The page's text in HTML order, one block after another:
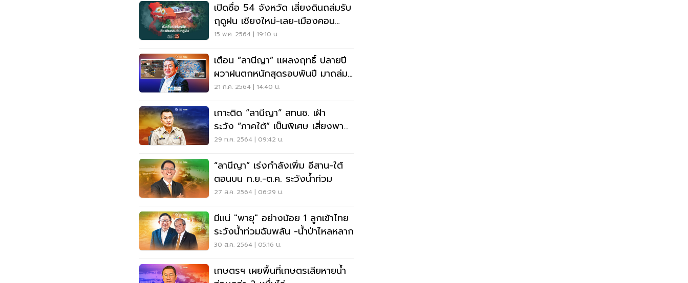
เปิดชื่อ 54 จังหวัด เสี่ยงดินถล่มรับ
ฤดูฝน เชียงใหม่-เลย-เมืองคอน
ระวัง!
15 พ.ค. 2564 | 19:10 น.
เตือน “ลานีญา” แผลงฤทธิ์ ปลายปี
ผวาฝนตกหนักสุดรอบพันปี มาถล่ม
กรุงเทพ
21 ก.ค. 2564 | 14:40 น.
เกาะติด “ลานีญา” สทนช. เฝ้า
ระวัง “ภาคใต้” เป็นพิเศษ เสี่ยงพายุ
ถล่มหนัก
29 ก.ค. 2564 | 09:42 น.
“ลานีญา” เร่งกำลังเพิ่ม อีสาน-ใต้
ตอนบน ก.ย.-ต.ค. ระวังน้ำท่วม
27 ส.ค. 2564 | 06:29 น.
มีแน่ "พายุ" อย่างน้อย 1 ลูกเข้าไทย
ระวังน้ำท่วมฉับพลัน -น้ำป่าไหลหลาก
30 ส.ค. 2564 | 05:16 น.
เกษตรฯ เผยพื้นที่เกษตรเสียหายน้ำ